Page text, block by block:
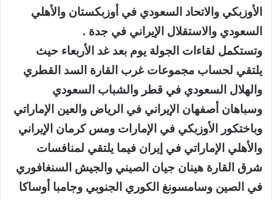
الأوزبكي والاتحاد السعودي في أوزبكستان والأهلي
السعودي والاستقلال الإيراني في جدة .
وتستكمل لقاءات الجولة يوم بعد غد الأربعاء حيث
يلتقي لحساب مجموعات غرب القارة السد القطري
والهلال السعودي في قطر والشباب السعودي
وسباهان أصفهان الإيراني في الرياض والعين الإماراتي
وباختكور الأوزبكي في الإمارات ومس كرمان الإيراني
والأهلي الإماراتي في إيران فيما يلتقي لمنافسات
شرق القارة هينان جيان الصيني والجيش السنغافوري
في الصين وسامسونغ الكوري الجنوبي وجامبا أوساكا